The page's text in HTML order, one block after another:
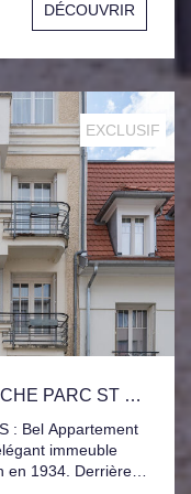
Sous-sol,
Véhicules côte à côte. Jardin - verger- Piscine.
DÉCOUVRIR
EXCLUSIF
BEL APPARTEMENT 1930 PROCHE PARC ST MARIE-ARTEM
: Bel Appartement
immeuble
en 1934. Derrière